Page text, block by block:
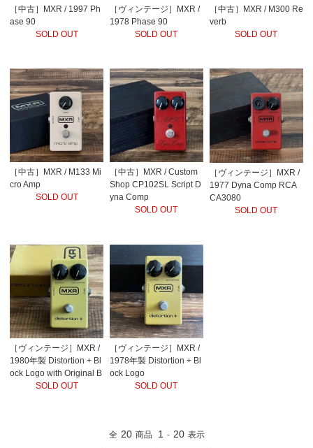
［中古］MXR / 1997 Ph
ase 90
SOLD OUT
［ヴィンテージ］MXR /
1978 Phase 90
SOLD OUT
［中古］MXR / M300 Re
verb
SOLD OUT
［中古］MXR / M133 Mi
cro Amp
SOLD OUT
［中古］MXR / Custom
Shop CP102SL Script D
yna Comp
SOLD OUT
［ヴィンテージ］MXR /
1977 Dyna Comp RCA
CA3080
SOLD OUT
［ヴィンテージ］MXR /
1980年製 Distortion + Bl
ock Logo with Original B
SOLD OUT
［ヴィンテージ］MXR /
1978年製 Distortion + Bl
ock Logo
SOLD OUT
全 20 商品 1 - 20 表示